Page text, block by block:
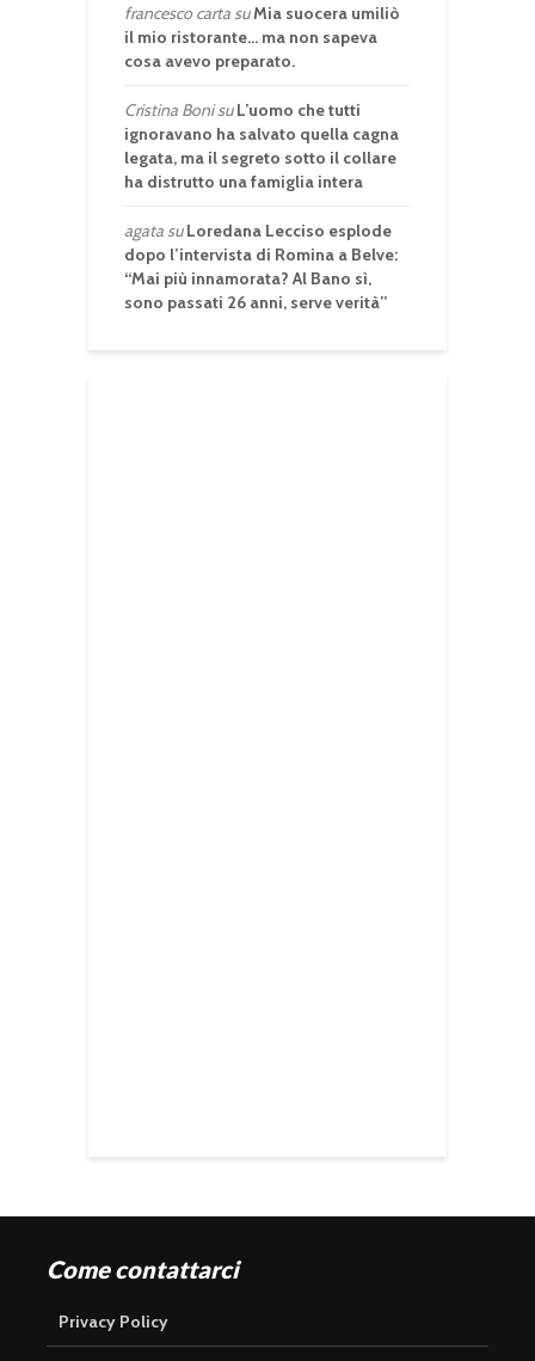
francesco cartasuMia suocera umiliò
il mio ristorante… ma non sapeva
cosa avevo preparato.
Cristina BonisuL’uomo che tutti
ignoravano ha salvato quella cagna
legata, ma il segreto sotto il collare
ha distrutto una famiglia intera
agatasuLoredana Lecciso esplode
dopo l’intervista di Romina a Belve:
“Mai più innamorata? Al Bano sì,
sono passati 26 anni, serve verità”
Come contattarci
Privacy Policy